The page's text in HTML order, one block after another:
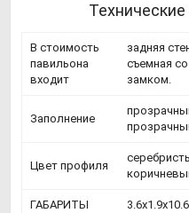
В стоимость
павильона
входит
задняя
съемная
замком.
Заполнение
Цвет профиля
ГАБАРИТЫ